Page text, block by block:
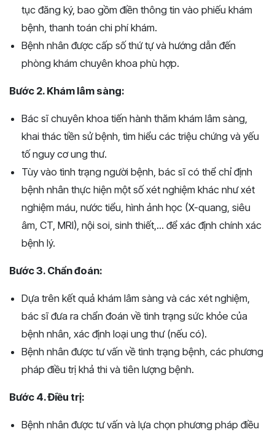
tục đăng ký, bao gồm điền thông tin vào phiếu khám
bệnh, thanh toán chi phí khám.
Bệnh nhân được cấp số thứ tự và hướng dẫn đến
phòng khám chuyên khoa phù hợp.
Bước 2. Khám lâm sàng:
Bác sĩ chuyên khoa tiến hành thăm khám lâm sàng,
khai thác tiền sử bệnh, tìm hiểu các triệu chứng và yếu
tố nguy cơ ung thư.
Tùy vào tình trạng người bệnh, bác sĩ có thể chỉ định
bệnh nhân thực hiện một số xét nghiệm khác như xét
nghiệm máu, nước tiểu, hình ảnh học (X-quang, siêu
âm, CT, MRI), nội soi, sinh thiết,... để xác định chính xác
bệnh lý.
Bước 3. Chẩn đoán:
Dựa trên kết quả khám lâm sàng và các xét nghiệm,
bác sĩ đưa ra chẩn đoán về tình trạng sức khỏe của
bệnh nhân, xác định loại ung thư (nếu có).
Bệnh nhân được tư vấn về tình trạng bệnh, các phương
pháp điều trị khả thi và tiên lượng bệnh.
Bước 4. Điều trị:
Bệnh nhân được tư vấn và lựa chọn phương pháp điều